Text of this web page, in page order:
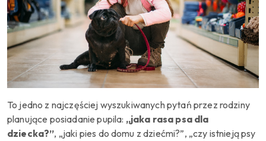
To jedno z najczęściej wyszukiwanych pytań przez rodziny
planujące posiadanie pupila: „jaka rasa psa dla
dziecka?”, „jaki pies do domu z dziećmi?”, „czy istnieją psy